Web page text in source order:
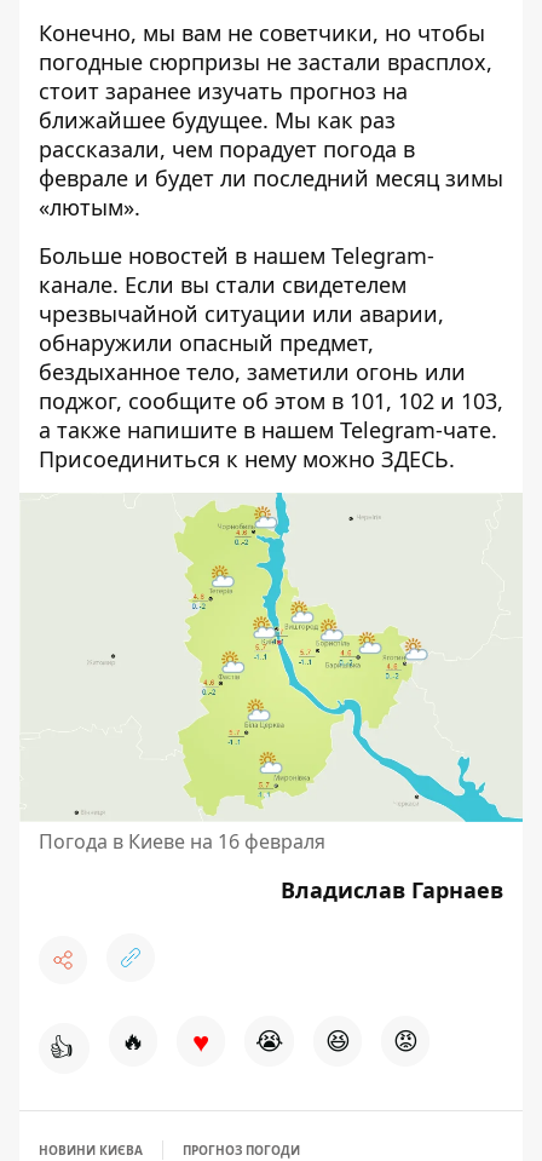
Конечно, мы вам не советчики, но чтобы
погодные сюрпризы не застали врасплох,
стоит заранее изучать прогноз на
ближайшее будущее. Мы как раз
рассказали, чем порадует погода в
феврале и будет ли последний месяц зимы
«лютым».
Больше новостей в нашем Telegram-
канале. Если вы стали свидетелем
чрезвычайной ситуации или аварии,
обнаружили опасный предмет,
бездыханное тело, заметили огонь или
поджог, сообщите об этом в 101, 102 и 103,
а также напишите в нашем Telegram-чате.
Присоединиться к нему можно ЗДЕСЬ.
Погода в Киеве на 16 февраля
Владислав Гарнаев
👍 🔥 ♥ 😭 😆 😡
НОВИНИ КИЄВА ПРОГНОЗ ПОГОДИ